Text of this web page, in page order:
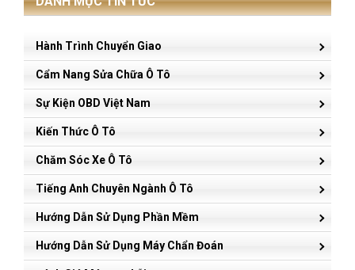
Hành Trình Chuyển Giao
Cẩm Nang Sửa Chữa Ô Tô
Sự Kiện OBD Việt Nam
Kiến Thức Ô Tô
Chăm Sóc Xe Ô Tô
Tiếng Anh Chuyên Ngành Ô Tô
Hướng Dẫn Sử Dụng Phần Mềm
Hướng Dẫn Sử Dụng Máy Chẩn Đoán